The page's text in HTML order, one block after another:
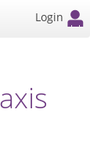
Login